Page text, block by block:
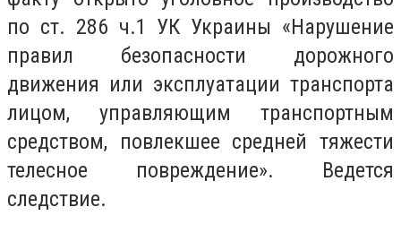
по ст. 286 ч.1 УК Украины «Нарушение
правил безопасности дорожного
движения или эксплуатации транспорта
лицом, управляющим транспортным
средством, повлекшее средней тяжести
телесное повреждение». Ведется
следствие.